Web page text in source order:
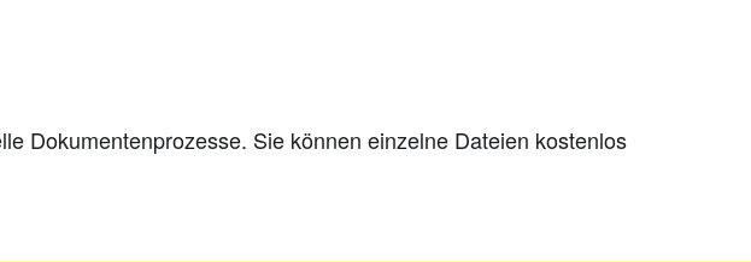
Dokumentenprozesse. Sie können einzelne Dateien kostenlos